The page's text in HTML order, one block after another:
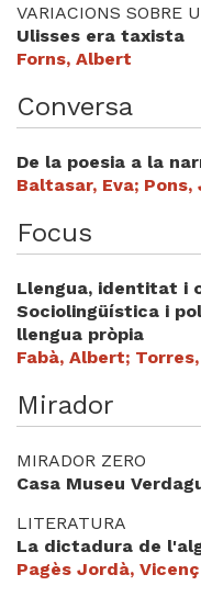
VARIACIONS SOBRE
Ulisses era taxista
Forns, Albert
Conversa
De la poesia a la
Baltasar, Eva; Pons,
Focus
Llengua, identitat i
Sociolingüística i
llengua pròpia
Fabà, Albert;
Mirador
MIRADOR ZERO
Casa Museu
LITERATURA
La dictadura de
Pagès Jordà, Vicenç